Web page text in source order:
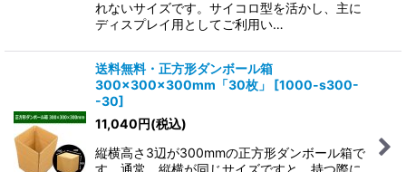
れないサイズです。サイコロ型を活かし、主に
ディスプレイ用としてご利用い…
送料無料・正方形ダンボール箱
300×300×300mm「30枚」
[1000-s300-
-30]
11,040円(税込)
縦横高さ3辺が300mmの正方形ダンボール箱で
す。通常、縦横が同じサイズですと、持つ際に